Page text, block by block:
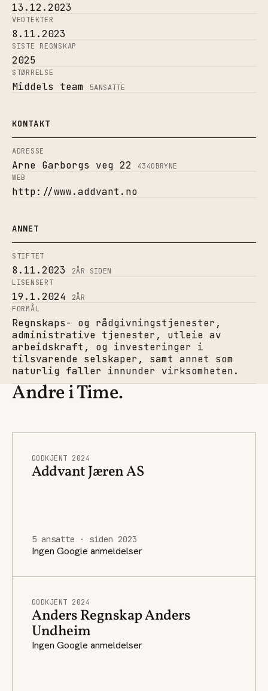
13.12.2023
VEDTEKTER
8.11.2023
SISTE REGNSKAP
2025
STØRRELSE
Middels team 5ANSATTE
KONTAKT
ADRESSE
Arne Garborgs veg 22 4340BRYNE
WEB
http://www.addvant.no
ANNET
STIFTET
8.11.2023 2ÅR SIDEN
LISENSERT
19.1.2024 2ÅR
FORMÅL
Regnskaps- og rådgivningstjenester,
administrative tjenester, utleie av
arbeidskraft, og investeringer i
tilsvarende selskaper, samt annet som
naturlig faller innunder virksomheten.
Andre i Time.
GODKJENT 2024
Addvant Jæren AS
5 ansatte · siden 2023
Ingen Google anmeldelser
GODKJENT 2024
Anders Regnskap Anders
Undheim
Ingen Google anmeldelser